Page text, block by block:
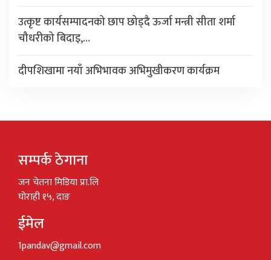
उत्कृष्ट कार्यसम्पादनको छाप छोड्दै ऊर्जा मन्त्री सीता शर्मा
चौधरीको बिदाइ,…
दीपशिखामा नयाँ अभिभावक अभिमुखीकरण कार्यक्रम
सम्पर्क ठेगाना
जन चेतना मिडिया प्रा.लि
घोराही १५, दाङ
ईमेल
1pandav@gmail.com